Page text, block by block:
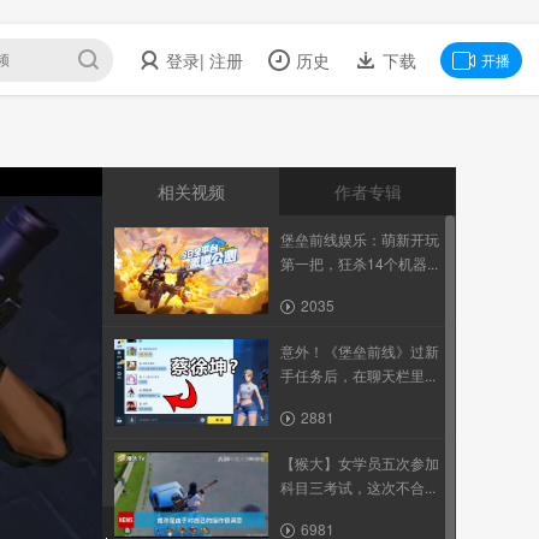
登录| 注册 历史 下载 开播
相关视频 作者专辑
堡垒前线娱乐：萌新开玩
第一把，狂杀14个机器...
2035
意外！《堡垒前线》过新
手任务后，在聊天栏里...
2881
【猴大】女学员五次参加
科目三考试，这次不合...
6981